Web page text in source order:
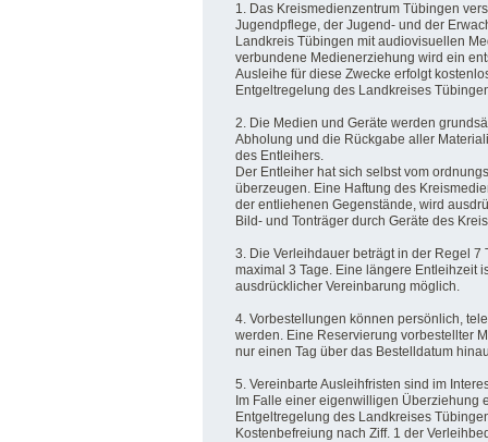
1. Das Kreismedienzentrum Tübingen
Jugendpflege, der Jugend- und der
Landkreis Tübingen mit audiovisuellen
verbundene Medienerziehung wird ein
Ausleihe für diese Zwecke erfolgt
Entgeltregelung des Landkreises
2. Die Medien und Geräte werden
Abholung und die Rückgabe aller
des Entleihers.
Der Entleiher hat sich selbst vom
überzeugen. Eine Haftung des
der entliehenen Gegenstände, wird
Bild- und Tonträger durch Geräte des
3. Die Verleihdauer beträgt in der Regel
maximal 3 Tage. Eine längere Entleihzeit
ausdrücklicher Vereinbarung möglich.
4. Vorbestellungen können persönlich,
werden. Eine Reservierung vorbestellter
nur einen Tag über das Bestelldatum
5. Vereinbarte Ausleihfristen sind im
Im Falle einer eigenwilligen Überziehung
Entgeltregelung des Landkreises
Kostenbefreiung nach Ziff. 1 der